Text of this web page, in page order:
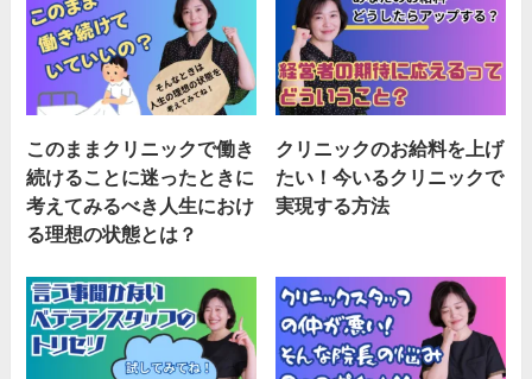
このままクリニックで働き
続けることに迷ったときに
考えてみるべき人生におけ
る理想の状態とは？
クリニックのお給料を上げ
たい！今いるクリニックで
実現する方法